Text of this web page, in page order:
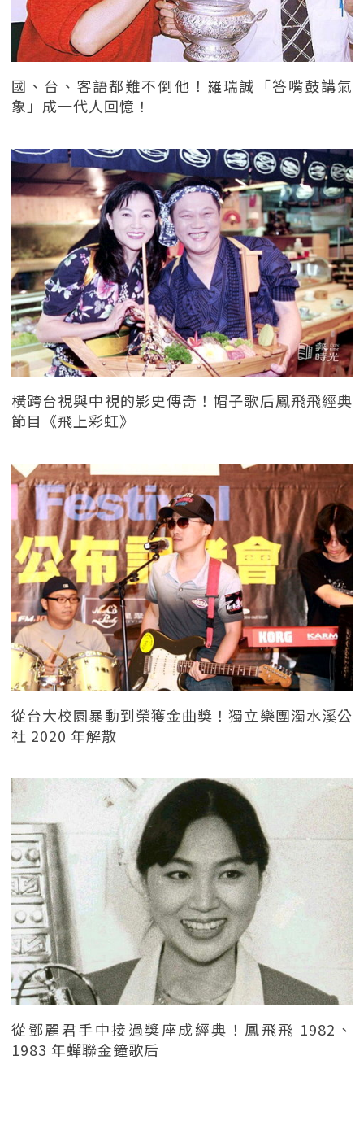
國、台、客語都難不倒他！羅瑞誠「答嘴鼓講氣
象」成一代人回憶！
橫跨台視與中視的影史傳奇！帽子歌后鳳飛飛經典
節目《飛上彩虹》
從台大校園暴動到榮獲金曲獎！獨立樂團濁水溪公
社 2020 年解散
從鄧麗君手中接過獎座成經典！鳳飛飛 1982、
1983 年蟬聯金鐘歌后